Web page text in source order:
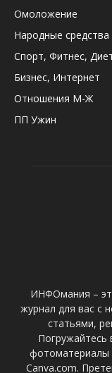
Омоложение
Народные средства
Спорт, Фитнес,
Бизнес, Интернет
Отношения М-Ж
ПП Ужин
ИНФОмания –
журнал для вас с
статьями,
фотоматериалы
Canva.com.